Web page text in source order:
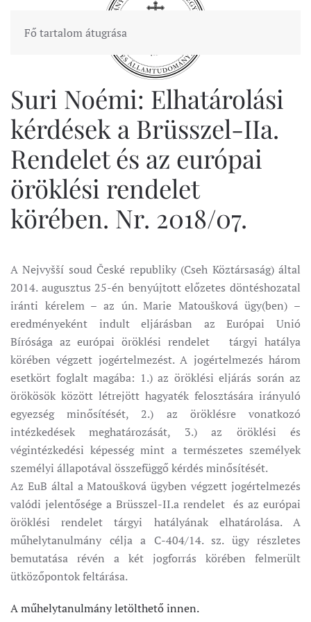
Fő tartalom átugrása
Suri Noémi: Elhatárolási
kérdések a Brüsszel-IIa.
Rendelet és az európai
öröklési rendelet
körében. Nr. 2018/07.
A Nejvyšší soud České republiky (Cseh Köztársaság) által
2014. augusztus 25-én benyújtott előzetes döntéshozatal
iránti kérelem – az ún. Marie Matoušková ügy(ben) –
eredményeként indult eljárásban az Európai Unió
Bírósága az európai öröklési rendelet tárgyi hatálya
körében végzett jogértelmezést. A jogértelmezés három
esetkört foglalt magába: 1.) az öröklési eljárás során az
örökösök között létrejött hagyaték felosztására irányuló
egyezség minősítését, 2.) az öröklésre vonatkozó
intézkedések meghatározását, 3.) az öröklési és
végintézkedési képesség mint a természetes személyek
személyi állapotával összefüggő kérdés minősítését.
Az EuB által a Matoušková ügyben végzett jogértelmezés
valódi jelentősége a Brüsszel-II.a rendelet és az európai
öröklési rendelet tárgyi hatályának elhatárolása. A
műhelytanulmány célja a C-404/14. sz. ügy részletes
bemutatása révén a két jogforrás körében felmerült
ütközőpontok feltárása.
A műhelytanulmány letölthető innen.